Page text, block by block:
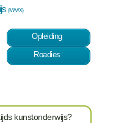
(M/V/X)
Opleiding
Roadies
kunstonderwijs?